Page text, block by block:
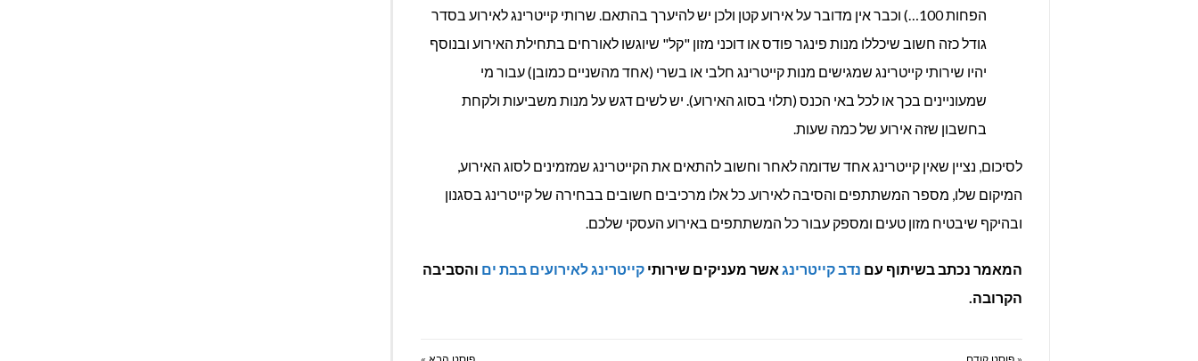
הפחות 100…) וכבר אין מדובר על אירוע קטן ולכן יש להיערך בהתאם. שרותי קייטרינג לאירוע בסדר
גודל כזה חשוב שיכללו מנות פינגר פודס או דוכני מזון "קל" שיוגשו לאורחים בתחילת האירוע ובנוסף
יהיו שירותי קייטרינג שמגישים מנות קייטרינג חלבי או בשרי (אחד מהשניים כמובן) עבור מי
שמעוניינים בכך או לכל באי הכנס (תלוי בסוג האירוע). יש לשים דגש על מנות משביעות ולקחת
בחשבון שזה אירוע של כמה שעות.
לסיכום, נציין שאין קייטרינג אחד שדומה לאחר וחשוב להתאים את הקייטרינג שמזמינים לסוג האירוע,
המיקום שלו, מספר המשתתפים והסיבה לאירוע. כל אלו מרכיבים חשובים בבחירה של קייטרינג בסגנון
ובהיקף שיבטיח מזון טעים ומספק עבור כל המשתתפים באירוע העסקי שלכם.
המאמר נכתב בשיתוף עם נדב קייטרינג אשר מעניקים שירותיקייטרינג לאירועים בבת ים והסביבה
הקרובה.